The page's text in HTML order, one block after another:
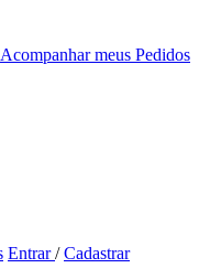
Acompanhar meus Pedidos
Entrar/Cadastrar